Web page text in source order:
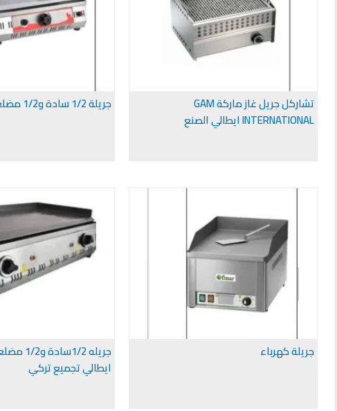
تشاركل جريل غاز ماركة GAM
INTERNATIONAL ايطالي الصنع
جريلة 1/2 سادة و1/2 مضلع غاز صناعى
جريلة كهرباء
جريله 1/
ايطالي تجميع تركي